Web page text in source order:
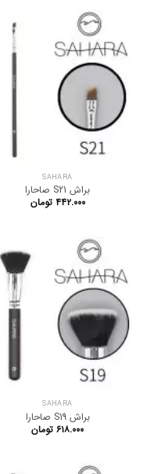
SAHARA
براش S21 صاحارا
۴۴۲.۰۰۰ تومان
SAHARA
براش S19 صاحارا
۶۱۸.۰۰۰ تومان